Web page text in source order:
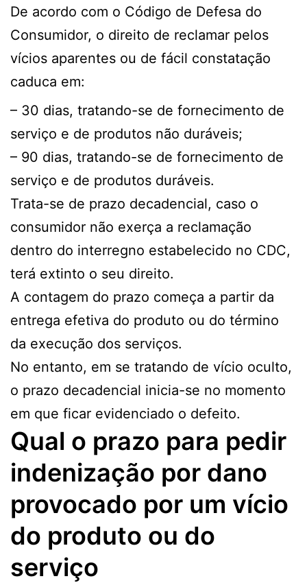
De acordo com o Código de Defesa do
Consumidor, o direito de reclamar pelos
vícios aparentes ou de fácil constatação
caduca em:
– 30 dias, tratando-se de fornecimento de
serviço e de produtos não duráveis;
– 90 dias, tratando-se de fornecimento de
serviço e de produtos duráveis.
Trata-se de prazo decadencial, caso o
consumidor não exerça a reclamação
dentro do interregno estabelecido no CDC,
terá extinto o seu direito.
A contagem do prazo começa a partir da
entrega efetiva do produto ou do término
da execução dos serviços.
No entanto, em se tratando de vício oculto,
o prazo decadencial inicia-se no momento
em que ficar evidenciado o defeito.
Qual o prazo para pedir
indenização por dano
provocado por um vício
do produto ou do
serviço